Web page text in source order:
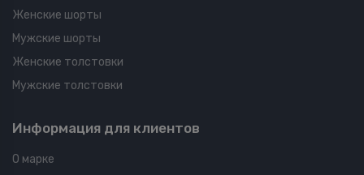
Женские шорты
Мужские шорты
Женские толстовки
Мужские толстовки
Информация для клиентов
О марке